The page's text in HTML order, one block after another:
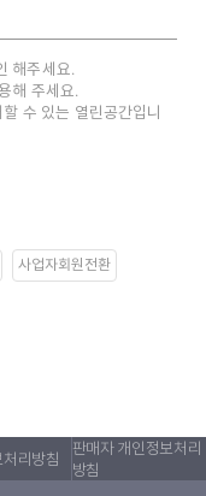
해주세요.
해 주세요.
수 있는 열린공간입니
사업자회원전환
리방침
판매자 개인정보처리
방침